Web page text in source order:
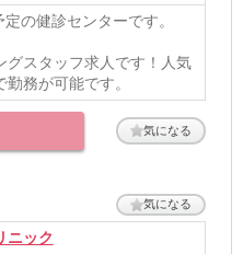
の健診センターです。
グスタッフ求人です！人気
務が可能です。
気になる
気になる
ニック